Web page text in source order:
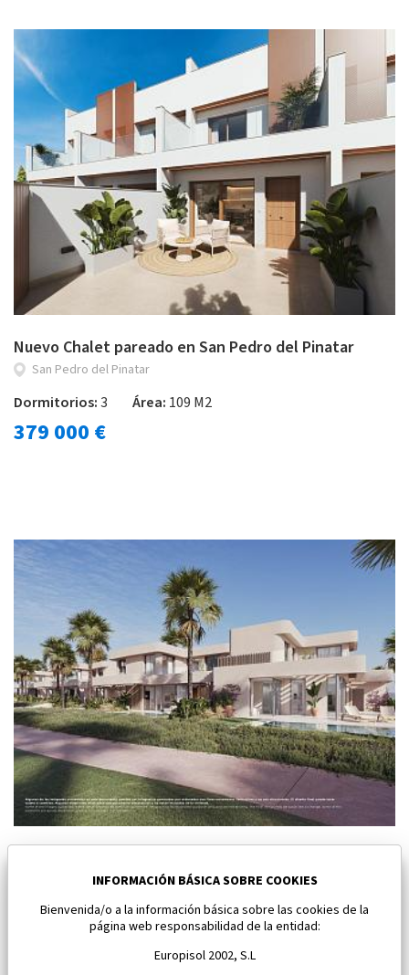
Nuevo Chalet pareado en San Pedro del Pinatar
San Pedro del Pinatar
Dormitorios:3 Área: 109 M2
379 000 €
Baños y Mendigo
Dormitorios:3 Área:118 M2
650 000 €
INFORMACIÓN BÁSICA SOBRE COOKIES
Bienvenida/o a la información básica sobre las cookies de la
página web responsabilidad de la entidad:
Europisol 2002, S.L